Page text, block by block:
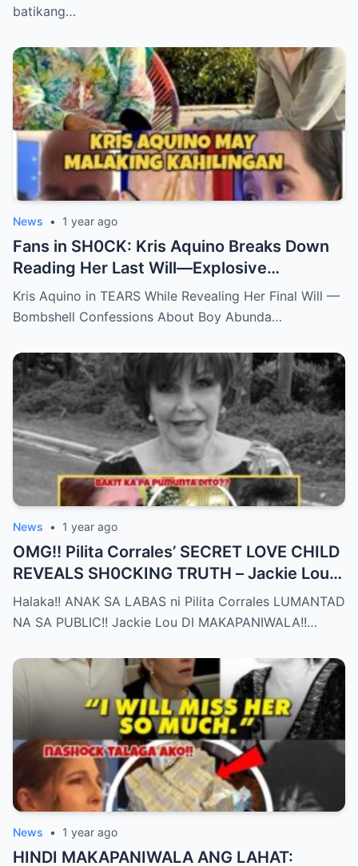
batikang…
News • 1 year ago
Fans in SH0CK: Kris Aquino Breaks Down
Reading Her Last Will—Explosive
Confessions on Boy Abunda and Ai-Ai
Delas Alas sh0ck Showbiz
Kris Aquino in TEARS While Revealing Her Final Will —
Bombshell Confessions About Boy Abunda…
News • 1 year ago
OMG!! Pilita Corrales’ SECRET LOVE CHILD
REVEALS SH0CKING TRUTH – Jackie Lou
Left SPEECHLESS After YEARS of
SILENCE!!
Halaka!! ANAK SA LABAS ni Pilita Corrales LUMANTAD
NA SA PUBLIC!! Jackie Lou DI MAKAPANIWALA!!…
News • 1 year ago
HINDI MAKAPANIWALA ANG LAHAT: